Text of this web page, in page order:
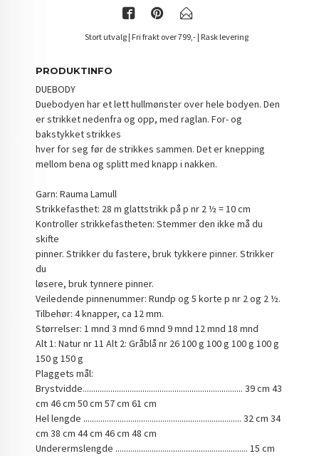
Stort utvalg | Fri frakt over 799,- | Rask levering
PRODUKTINFO
DUEBODY
Duebodyen har et lett hullmønster over hele bodyen. Den
er strikket nedenfra og opp, med raglan. For- og
bakstykket strikkes
hver for seg før de strikkes sammen. Det er knepping
mellom bena og splitt med knapp i nakken.
Garn: Rauma Lamull
Strikkefasthet: 28 m glattstrikk på p nr 2 ½ = 10 cm
Kontroller strikkefastheten: Stemmer den ikke må du
skifte
pinner. Strikker du fastere, bruk tykkere pinner. Strikker
du
løsere, bruk tynnere pinner.
Veiledende pinnenummer: Rundp og 5 korte p nr 2 og 2 ½.
Tilbehør: 4 knapper, ca 12 mm.
Størrelser: 1 mnd 3 mnd 6 mnd 9 mnd 12 mnd 18 mnd
Alt 1: Natur nr 11 Alt 2: Gråblå nr 26 100 g 100 g 100 g 100 g
150 g 150 g
Plaggets mål:
Brystvidde........................................................................... 39 cm 43
cm 46 cm 50 cm 57 cm 61 cm
Hel lengde .......................................................................... 32 cm 34
cm 38 cm 44 cm 46 cm 48 cm
Underermslengde .............................................................. 15 cm